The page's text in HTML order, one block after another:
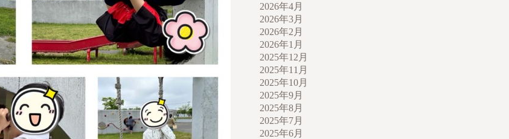
2026年4月
2026年3月
2026年2月
2026年1月
2025年12月
2025年11月
2025年10月
2025年9月
2025年8月
2025年7月
2025年6月